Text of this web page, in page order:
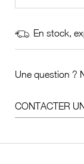
En stock,
Une question ?
CONTACTER